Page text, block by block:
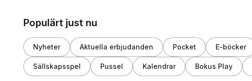
Populärt just nu
Nyheter Aktuella erbjudanden Pocket E-böcker
Sällskapsspel Pussel Kalendrar Bokus Play